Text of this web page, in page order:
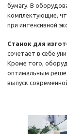
бумагу. В
комплектующие,
при интенсивной
Станок для
сочетает в себе
Кроме того,
оптимальным
выпуск